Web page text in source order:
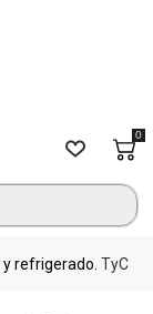
0
refrigerado. TyC